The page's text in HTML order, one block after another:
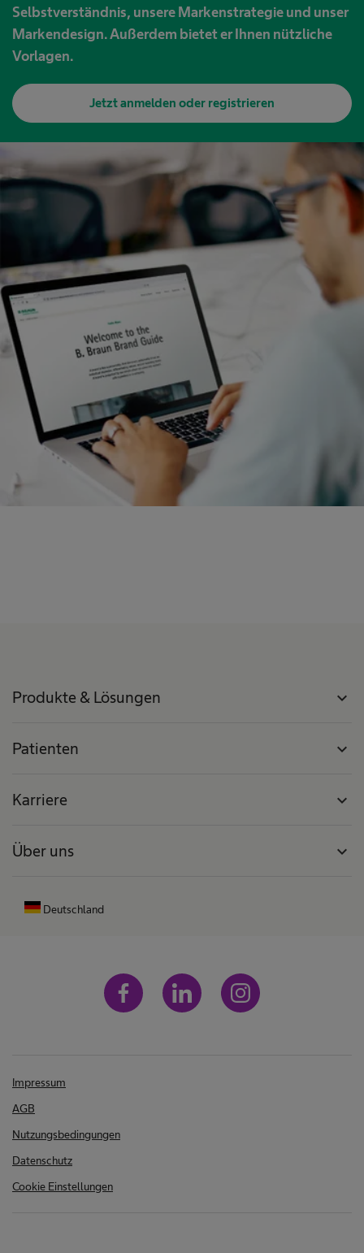
Selbstverständnis, unsere Markenstrategie und unser
Markendesign. Außerdem bietet er Ihnen nützliche
Vorlagen.
Jetzt anmelden oder registrieren
Produkte & Lösungen expand_more
Patienten expand_more
Karriere expand_more
Über uns expand_more
Deutschland
Impressum
AGB
Nutzungsbedingungen
Datenschutz
Cookie Einstellungen